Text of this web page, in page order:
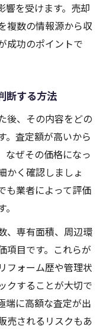
響を受けます。売却
複数の情報源から収
成功のポイントで
断する方法
後、その内容をどの
。査定額が高いから
なぜその価格になっ
かく確認しましょ
も業者によって評価
、専有面積、周辺環
項目です。これらが
フォーム歴や管理状
クすることが大切で
端に高額な査定が出
売されるリスクもあ